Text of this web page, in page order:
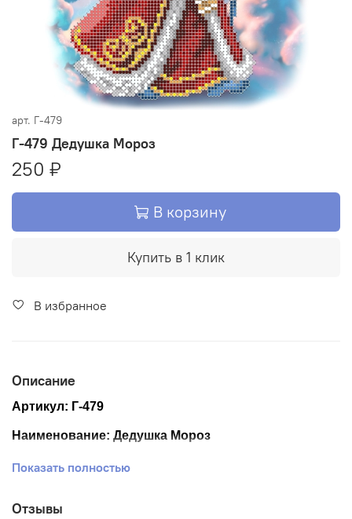
арт. Г-479
Г-479 Дедушка Мороз
250 ₽
В корзину
Купить в 1 клик
В избранное
Описание
Артикул: Г-479
Наименование: Дедушка Мороз
Размер ткани: 25*33 см.
Показать полностью
Отзывы